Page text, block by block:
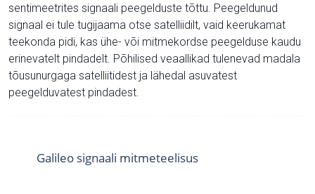
sentimeetrites signaali peegelduste tõttu. Peegeldunud
signaal ei tule tugijaama otse satelliidilt, vaid keerukamat
teekonda pidi, kas ühe- või mitmekordse peegelduse kaudu
erinevatelt pindadelt. Põhilised veaallikad tulenevad madala
tõusunurgaga satelliitidest ja lähedal asuvatest
peegelduvatest pindadest.
Galileo signaali mitmeteelisus